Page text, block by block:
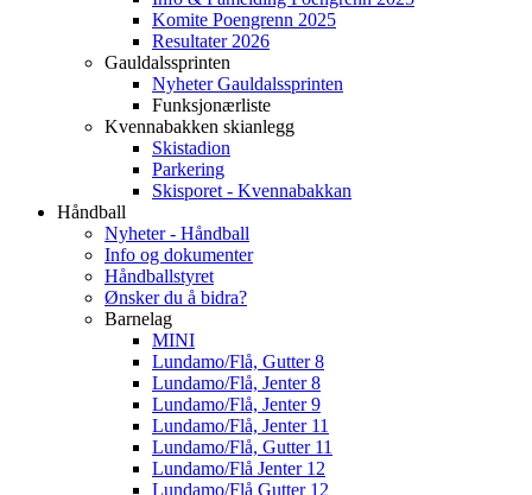
Komite Poengrenn 2025
Resultater 2026
Gauldalssprinten
Nyheter Gauldalssprinten
Funksjonærliste
Kvennabakken skianlegg
Skistadion
Parkering
Skisporet - Kvennabakkan
Håndball
Nyheter - Håndball
Info og dokumenter
Håndballstyret
Ønsker du å bidra?
Barnelag
MINI
Lundamo/Flå, Gutter 8
Lundamo/Flå, Jenter 8
Lundamo/Flå, Jenter 9
Lundamo/Flå, Jenter 11
Lundamo/Flå, Gutter 11
Lundamo/Flå Jenter 12
Lundamo/Flå Gutter 12